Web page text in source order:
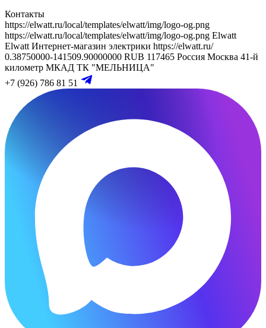
Контакты
https://elwatt.ru/local/templates/elwatt/img/logo-og.png
https://elwatt.ru/local/templates/elwatt/img/logo-og.png Elwatt
Elwatt Интернет-магазин электрики https://elwatt.ru/
0.38750000-141509.90000000 RUB 117465 Россия Москва 41-й
километр МКАД ТК "МЕЛЬНИЦА"
+7 (926) 786 81 51